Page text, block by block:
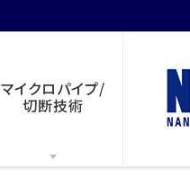
マイクロパイプ/
切断技術